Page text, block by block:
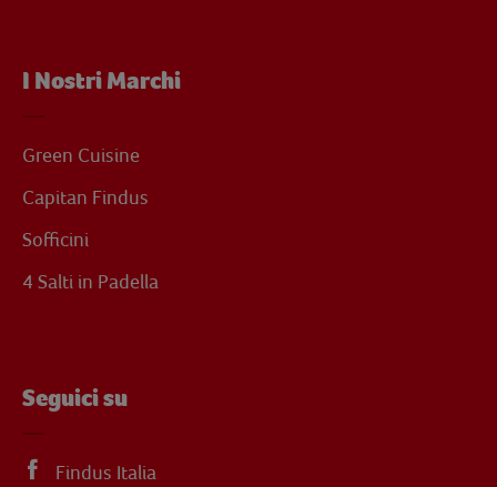
I Nostri Marchi
Green Cuisine
Capitan Findus
Sofficini
4 Salti in Padella
Seguici su
Findus Italia